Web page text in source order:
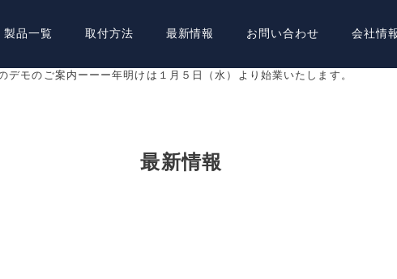
製品一覧 取付方法 最新情報 お問い合わせ 会社情
デモのご案内ーーー年明けは１月５日（水）より始業いたします。
最新情報